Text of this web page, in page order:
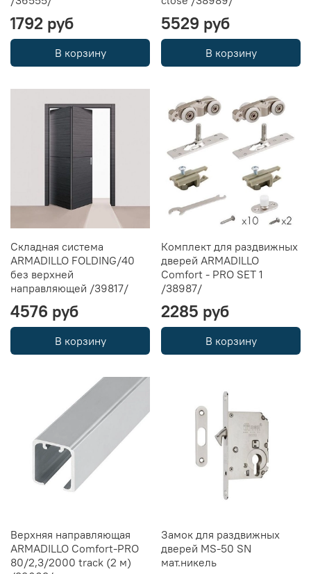
1792 руб
В корзину
5529 руб
В корзину
Складная система
ARMADILLO FOLDING/40
без верхней
направляющей /39817/
4576 руб
В корзину
Комплект для раздвижных
дверей ARMADILLO
Comfort - PRO SET 1
/38987/
2285 руб
В корзину
Верхняя направляющая
ARMADILLO Comfort-PRO
80/2,3/2000 track (2 м)
Замок для раздвижных
дверей MS-50 SN
мат.никель